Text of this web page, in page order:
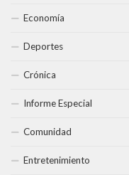
Economía
Deportes
Crónica
Informe Especial
Comunidad
Entretenimiento